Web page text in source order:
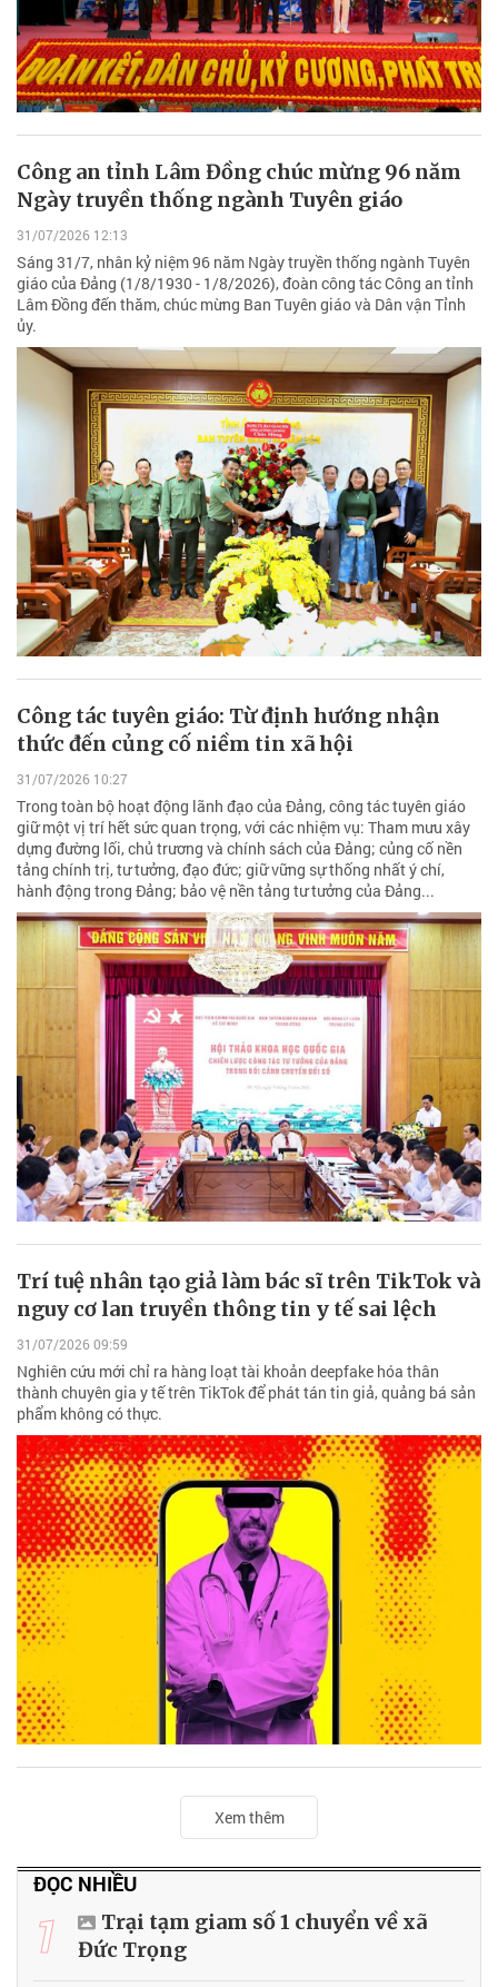
Công an tỉnh Lâm Đồng chúc mừng 96 năm
Ngày truyền thống ngành Tuyên giáo
31/07/2026 12:13
Sáng 31/7, nhân kỷ niệm 96 năm Ngày truyền thống ngành Tuyên
giáo của Đảng (1/8/1930 - 1/8/2026), đoàn công tác Công an tỉnh
Lâm Đồng đến thăm, chúc mừng Ban Tuyên giáo và Dân vận Tỉnh
ủy.
Công tác tuyên giáo: Từ định hướng nhận
thức đến củng cố niềm tin xã hội
31/07/2026 10:27
Trong toàn bộ hoạt động lãnh đạo của Đảng, công tác tuyên giáo
giữ một vị trí hết sức quan trọng, với các nhiệm vụ: Tham mưu xây
dựng đường lối, chủ trương và chính sách của Đảng; củng cố nền
tảng chính trị, tư tưởng, đạo đức; giữ vững sự thống nhất ý chí,
hành động trong Đảng; bảo vệ nền tảng tư tưởng của Đảng...
Trí tuệ nhân tạo giả làm bác sĩ trên TikTok và
nguy cơ lan truyền thông tin y tế sai lệch
31/07/2026 09:59
Nghiên cứu mới chỉ ra hàng loạt tài khoản deepfake hóa thân
thành chuyên gia y tế trên TikTok để phát tán tin giả, quảng bá sản
phẩm không có thực.
Xem thêm
ĐỌC NHIỀU
1
Trại tạm giam số 1 chuyển về xã
Đức Trọng